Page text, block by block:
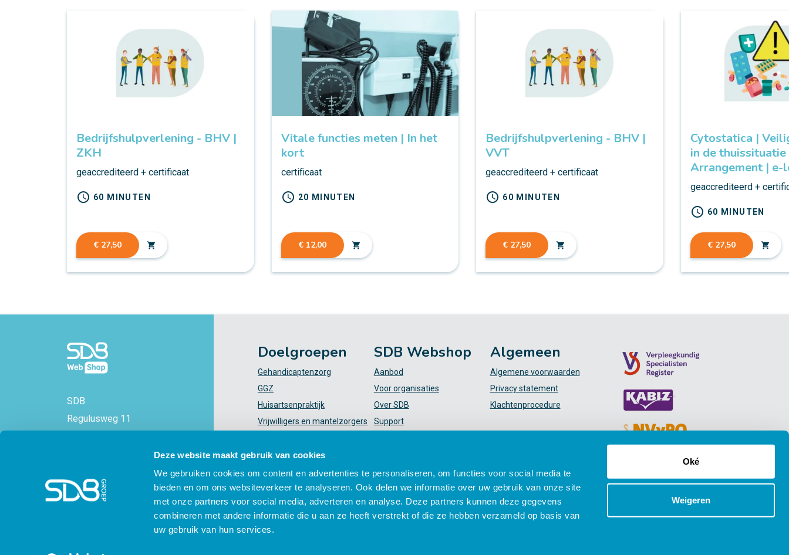
Deze website maakt gebruik van cookies
We gebruiken cookies om content en advertenties te personaliseren, om functies voor social media te
bieden en om ons websiteverkeer te analyseren. Ook delen we informatie over uw gebruik van onze site
met onze partners voor social media, adverteren en analyse. Deze partners kunnen deze gegevens
combineren met andere informatie die u aan ze heeft verstrekt of die ze hebben verzameld op basis van
uw gebruik van hun services.
Oké
Weigeren
Bedrijfshulpverlening - BHV |
ZKH
geaccrediteerd + certificaat
schedule 60 MINUTEN
€ 27,50 shopping_cart
Vitale functies meten | In het
kort
certificaat
schedule 20 MINUTEN
€ 12,00 shopping_cart
Bedrijfshulpverlening - BHV |
VVT
geaccrediteerd + certificaat
schedule 60 MINUTEN
€ 27,50 shopping_cart
Cytostatica |
in de
Arrangement | e-
geaccrediteerd +
schedule 60 MINUTEN
€ 27,50 shopping_cart
SDB
Regulusweg 11
KVK-nummer: 71577521
Doelgroepen
Gehandicaptenzorg
GGZ
Huisartsenpraktijk
Vrijwilligers en mantelzorgers
Ziekenhuis
Helpende (plus)
SDB Webshop
Aanbod
Voor organisaties
Over SDB
Support
Algemeen
Algemene voorwaarden
Privacy statement
Klachtenprocedure